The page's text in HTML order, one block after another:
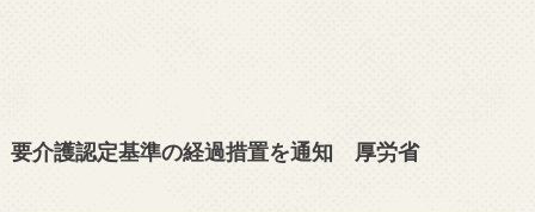
要介護認定基準の経過措置を通知 厚労省